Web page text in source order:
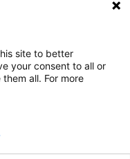
site to better
your consent to all or
all. For more